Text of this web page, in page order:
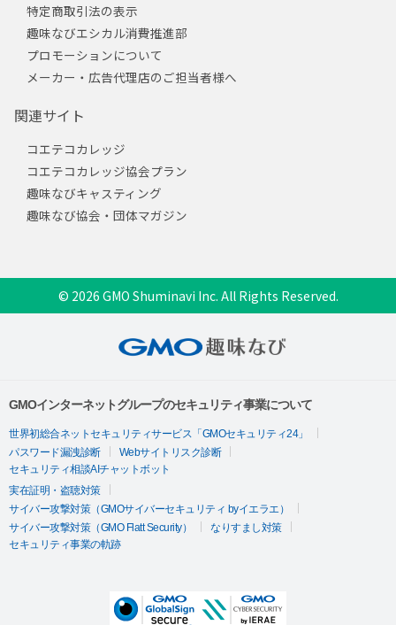
特定商取引法の表示
趣味なびエシカル消費推進部
プロモーションについて
メーカー・広告代理店のご担当者様へ
関連サイト
コエテコカレッジ
コエテコカレッジ協会プラン
趣味なびキャスティング
趣味なび協会・団体マガジン
© 2026 GMO Shuminavi Inc. All Rights Reserved.